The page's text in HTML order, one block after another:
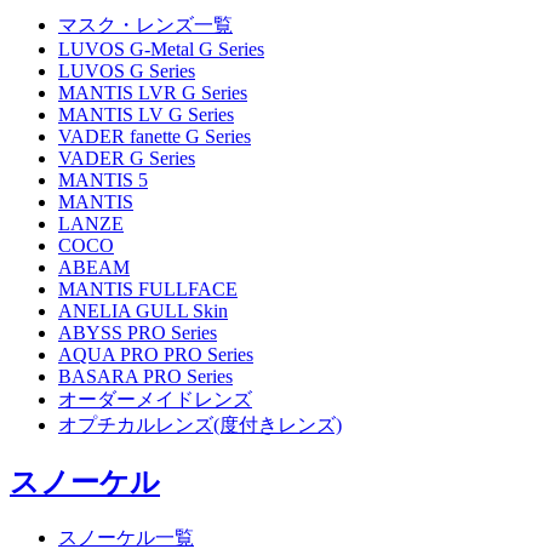
マスク・レンズ一覧
LUVOS G-Metal G Series
LUVOS G Series
MANTIS LVR G Series
MANTIS LV G Series
VADER fanette G Series
VADER G Series
MANTIS 5
MANTIS
LANZE
COCO
ABEAM
MANTIS FULLFACE
ANELIA GULL Skin
ABYSS PRO Series
AQUA PRO PRO Series
BASARA PRO Series
オーダーメイドレンズ
オプチカルレンズ(度付きレンズ)
スノーケル
スノーケル一覧